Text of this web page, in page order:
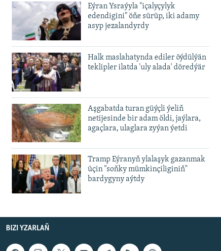
Eýran Ysraýyla "içalyçylyk
edendigini" öňe sürüp, iki adamy
asyp jezalandyrdy
Halk maslahatynda ediler öýdülýän
teklipler ilatda 'uly alada' döredýär
Aşgabatda turan güýçli ýeliň
netijesinde bir adam öldi, jaýlara,
agaçlara, ulaglara zyýan ýetdi
Tramp Eýranyň ylalaşyk gazanmak
üçin "soňky mümkinçiliginiň"
bardygyny aýtdy
BIZI YZARLAŇ